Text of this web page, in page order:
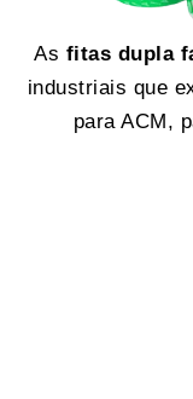
As fitas dupla
industriais que
para ACM,